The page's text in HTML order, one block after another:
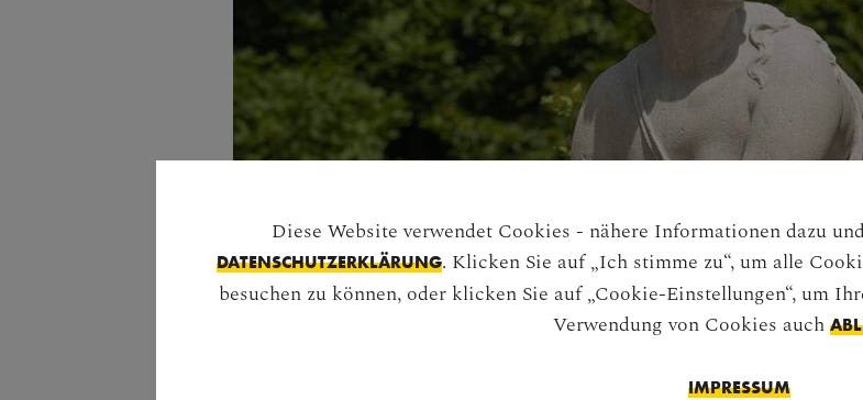
Diese Website verwendet Cookies - nähere Informationen dazu
DATENSCHUTZERKLÄRUNG. Klicken Sie auf „Ich stimme zu“, um alle
besuchen zu können, oder klicken Sie auf „Cookie-Einstellungen“, um
Verwendung von Cookies auch
IMPRESSUM